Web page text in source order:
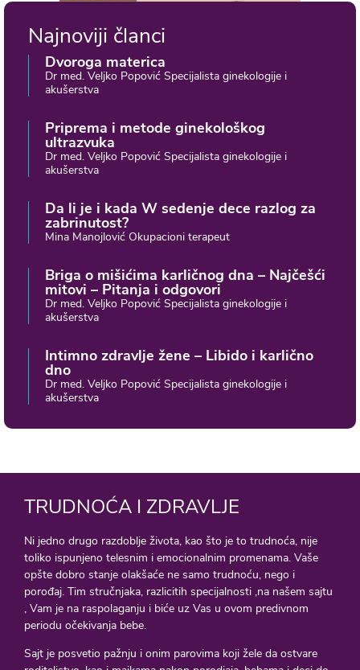
Najnoviji članci
Dvoroga materica
Dr med. Veljko Popović Specijalista ginekologije i
akušerstva
Priprema i metode ginekološkog
ultrazvuka
Dr med. Veljko Popović Specijalista ginekologije i
akušerstva
Da li je i kada W sedenje dece razlog za
zabrinutost?
Mina Manojlović Okupacioni terapeut
Briga o mišićima karličnog dna – Najčešći
mitovi – Pitanja i odgovori
Dr med. Veljko Popović Specijalista ginekologije i
akušerstva
Intimno zdravlje žene – Libido i karlično
dno
Dr med. Veljko Popović Specijalista ginekologije i
akušerstva
TRUDNOĆA I ZDRAVLJE
Ni jedno drugo razdoblje života, kao što je to trudnoća, nije
toliko ispunjeno telesnim i emocionalnim promenama. Vaše
opšte dobro stanje olakšaće ne samo trudnoću, nego i
porođaj. Tim stručnjaka, razlicitih specijalnosti ,na našem sajtu
, Vam je na raspolaganju i biće uz Vas u ovom predivnom
periodu očekivanja bebe.
Sajt je posvetio pažnju i onim parovima koji žele da ostvare